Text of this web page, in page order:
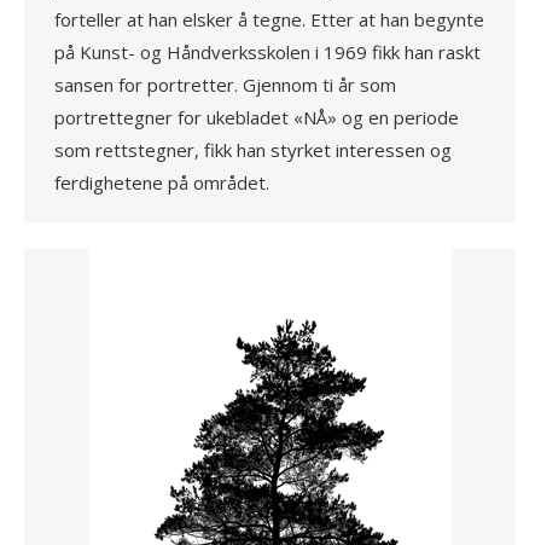
forteller at han elsker å tegne. Etter at han begynte
på Kunst- og Håndverksskolen i 1969 fikk han raskt
sansen for portretter. Gjennom ti år som
portrettegner for ukebladet «NÅ» og en periode
som rettstegner, fikk han styrket interessen og
ferdighetene på området.